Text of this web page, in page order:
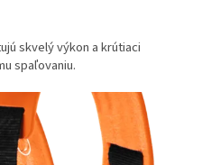
skvelý výkon a krútiaci
spaľovaniu.